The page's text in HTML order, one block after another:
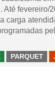
Até fevereiro/
carga
PARQUET